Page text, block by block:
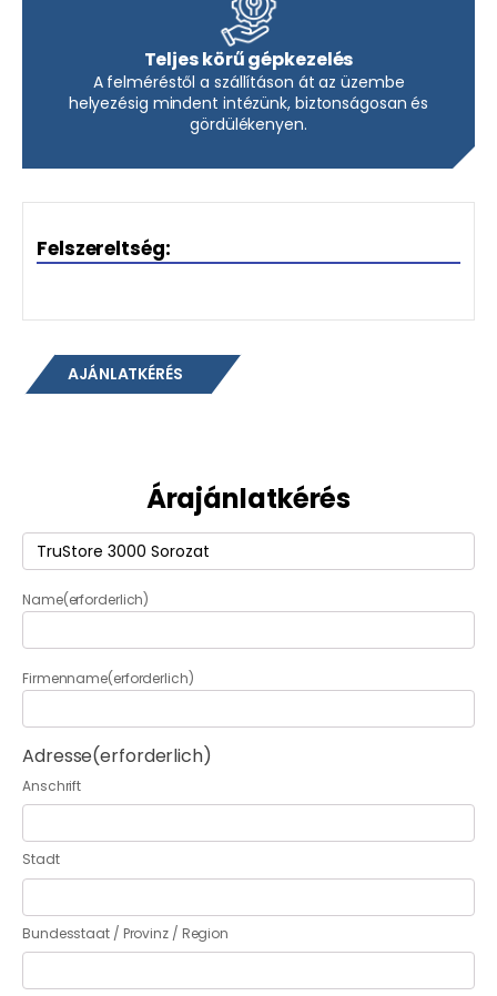
Teljes körű gépkezelés
A felméréstől a szállításon át az üzembe
helyezésig mindent intézünk, biztonságosan és
gördülékenyen.
Felszereltség:
AJÁNLATKÉRÉS
Árajánlatkérés
Termék(erforderlich)
Name(erforderlich)
Firmenname(erforderlich)
Adresse(erforderlich)
Anschrift
Stadt
Bundesstaat / Provinz / Region